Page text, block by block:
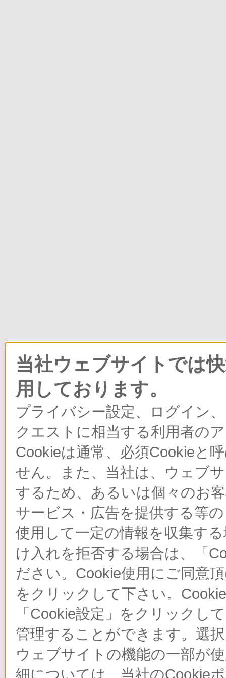
当社ウェブサイトでは
用しております。
プライバシー設定、ログイン
クエストに相当する利用者の
Cookieは通常、必須Cookieと
せん。また、当社は、ウェブ
するため、あるいは個々のお
サービス・広告を提供する等
使用して一定の情報を収集す
け入れを拒否する場合は、「
ださい。Cookie使用にご同意
をクリックして下さい。
「Cookie設定」をクリックし
管理することができます。選
ウェブサイトの機能の一部が
細については、当社のCookie